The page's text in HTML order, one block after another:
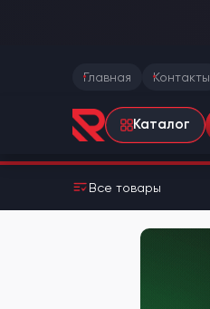
Главная Контакты
Каталог
Все товары